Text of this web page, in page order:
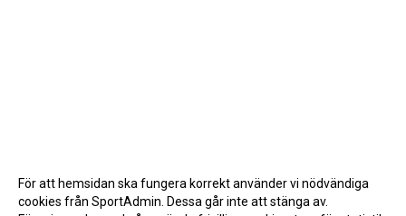
För att hemsidan ska fungera korrekt använder vi nödvändiga
cookies från SportAdmin. Dessa går inte att stänga av.